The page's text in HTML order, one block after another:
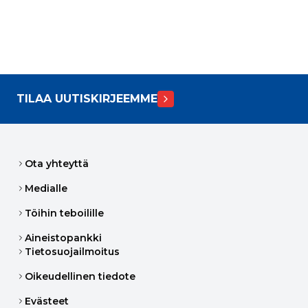
TILAA UUTISKIRJEEMME
Ota yhteyttä
Medialle
Töihin teboilille
Aineistopankki
Tietosuojailmoitus
Oikeudellinen tiedote
Evästeet